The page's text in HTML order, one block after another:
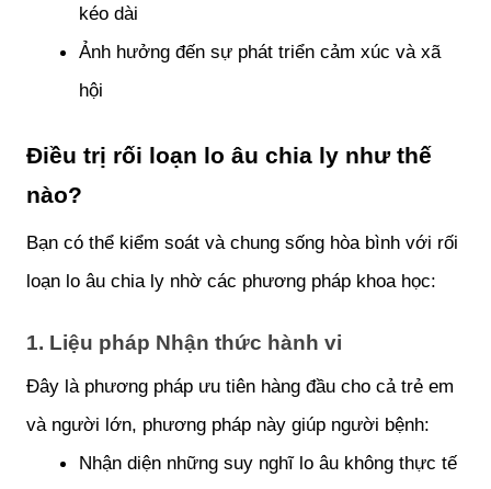
kéo dài
Ảnh hưởng đến sự phát triển cảm xúc và xã
hội
Điều trị rối loạn lo âu chia ly như thế
nào?
Bạn có thể kiểm soát và chung sống hòa bình với rối
loạn lo âu chia ly nhờ các phương pháp khoa học:
1. Liệu pháp Nhận thức hành vi
Đây là phương pháp ưu tiên hàng đầu cho cả trẻ em
và người lớn, phương pháp này giúp người bệnh:
Nhận diện những suy nghĩ lo âu không thực tế